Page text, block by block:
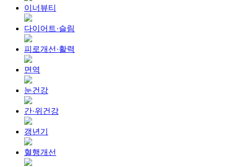
이너뷰티
다이어트·슬림
피로개선·활력
면역
눈건강
간·위건강
갱년기
혈행개선